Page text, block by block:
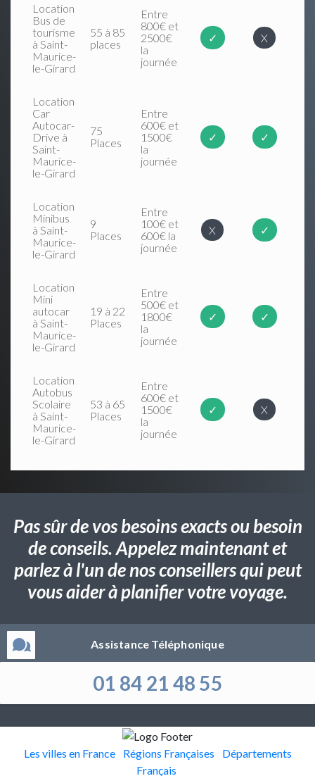
Location
Bus de
tourisme
à Saint-
Maurice-
le-Girard
55 à 85
places
Entre
800€ et
2500€
la
journée
✓ X
Location
Car
Autocar-
Drive à
Saint-
Maurice-
le-Girard
75
Places
Entre
600€ et
1500€
la
journée
✓ ✓
Location
Minibus
à Saint-
Maurice-
le-Girard
9
Places
Entre
100€ et
600€ la
journée
X ✓
Location
Mini
autocar
à Saint-
Maurice-
le-Girard
19 à 22
Places
Entre
500€ et
1800€
la
journée
✓ ✓
Location
Autobus
Scolaire
à Saint-
Maurice-
le-Girard
53 à 65
Places
Entre
600€ et
1500€
la
journée
✓ X
Pas sûr de vos besoins exacts ou besoin
de conseils. Appelez maintenant et
parlez à l'un de nos conseillers qui peut
vous aider à planifier votre voyage.
Assistance Téléphonique
01 84 21 48 55
Les villes en France Régions Françaises
Départements
Français